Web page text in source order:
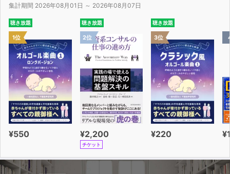
集計期間 2026年08月01日 ～ 2026年08月07日
聴き放題
1位
¥550
聴き放題
2位
¥2,200
チケット
聴き放題
3位
¥220